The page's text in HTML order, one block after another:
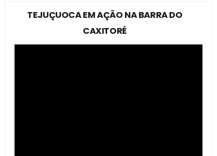
TEJUÇUOCA EM AÇÃO NA BARRA DO
CAXITORÉ